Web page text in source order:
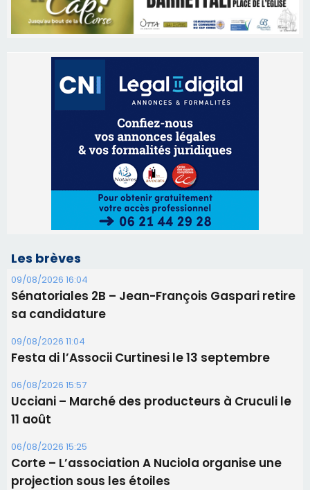
Les brèves
09/08/2026 16:04
Sénatoriales 2B – Jean-François Gaspari retire
sa candidature
09/08/2026 11:04
Festa di l’Associi Curtinesi le 13 septembre
06/08/2026 15:57
Ucciani – Marché des producteurs à Cruculi le
11 août
06/08/2026 15:25
Corte – L’association A Nuciola organise une
projection sous les étoiles